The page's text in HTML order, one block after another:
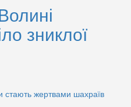
зниклої